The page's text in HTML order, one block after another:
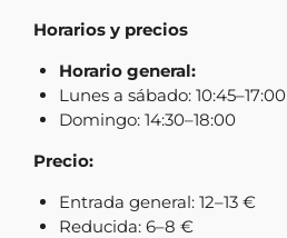
Horarios y precios
Horario general:
Lunes a sábado: 10:45–17:00
Domingo: 14:30–18:00
Precio:
Entrada general: 12–13 €
Reducida: 6–8 €